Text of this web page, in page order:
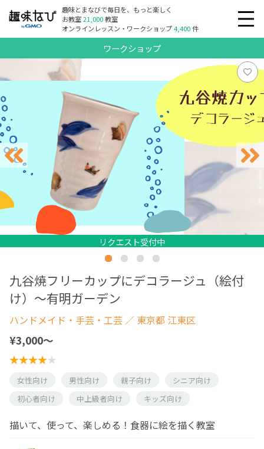
趣味とまなびで毎日を、もっと楽しく
お教室21,000教室
オンラインレッスン・ワークショップ4,400件
ワークショップ
リクエスト受付中
リクエスト受付中
リクエスト受付中
リクエスト受付中
リクエスト受付中
九谷焼フリーカップにデコラージュ（絵付
け）〜有明ガーデン
ハンドメイド・手芸・工芸 ／ 東京都 江東区
¥3,000〜
女性向け 男性向け 親子向け
シニア向け
初心者向け
中上級者向け キッズ向け
描いて、使って、楽しめる！食器に絵を描く教室